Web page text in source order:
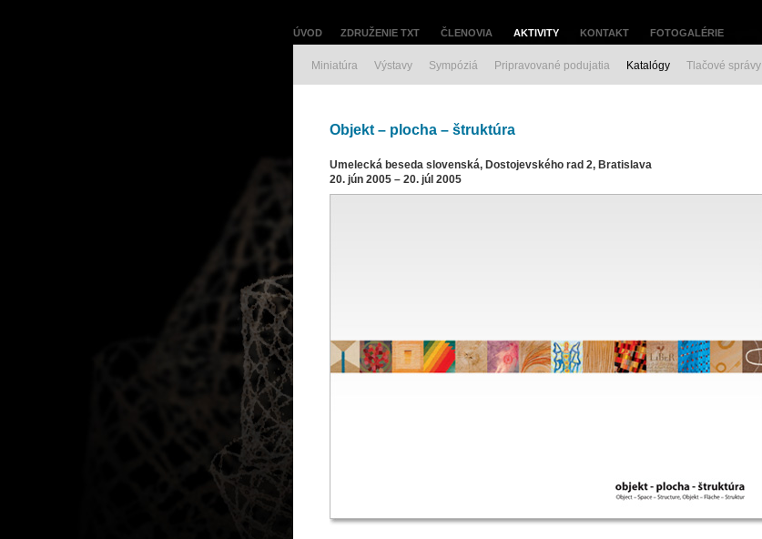
ÚVOD ZDRUŽENIE TXT ČLENOVIA AKTIVITY KONTAKT FOTOGALÉRIE
Miniatúra Výstavy Sympóziá Pripravované podujatia Katalógy Tlačové správy
Objekt – plocha – štruktúra
Umelecká beseda slovenská, Dostojevského rad 2, Bratislava
20. jún 2005 – 20. júl 2005